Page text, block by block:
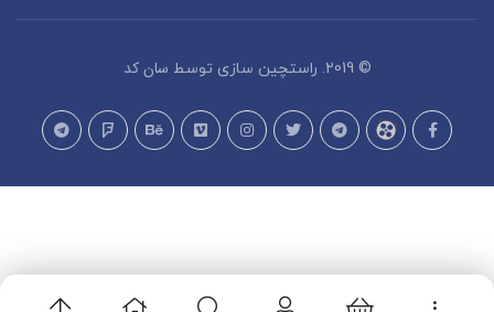
© 2019. راستچین سازی توسط سان کد